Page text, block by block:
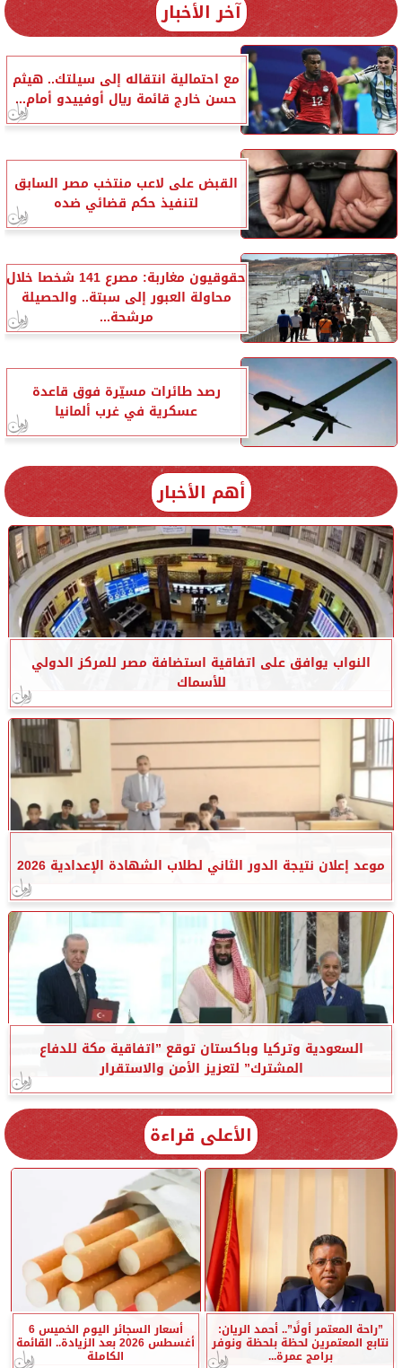
آخر الأخبار
مع احتمالية انتقاله إلى سيلتك.. هيثم
حسن خارج قائمة ريال أوفييدو أمام...
القبض على لاعب منتخب مصر السابق
لتنفيذ حكم قضائي ضده
حقوقيون مغاربة: مصرع 141 شخصا خلال
محاولة العبور إلى سبتة.. والحصيلة
مرشحة...
رصد طائرات مسيّرة فوق قاعدة
عسكرية في غرب ألمانيا
أهم الأخبار
النواب يوافق على اتفاقية استضافة مصر للمركز الدولي
للأسماك
موعد إعلان نتيجة الدور الثاني لطلاب الشهادة الإعدادية 2026
السعودية وتركيا وباكستان توقع ”اتفاقية مكة للدفاع
المشترك” لتعزيز الأمن والاستقرار
الأعلى قراءة
”راحة المعتمر أولًا”.. أحمد الريان:
نتابع المعتمرين لحظة بلحظة ونوفر
برامج عمرة...
أسعار السجائر اليوم الخميس 6
أغسطس 2026 بعد الزيادة.. القائمة
الكاملة